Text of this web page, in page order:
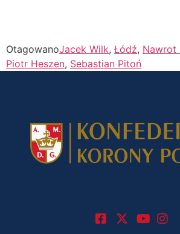
OtagowanoJacek Wilk, Łódź, Nawrot
Piotr Heszen, Sebastian Pitoń